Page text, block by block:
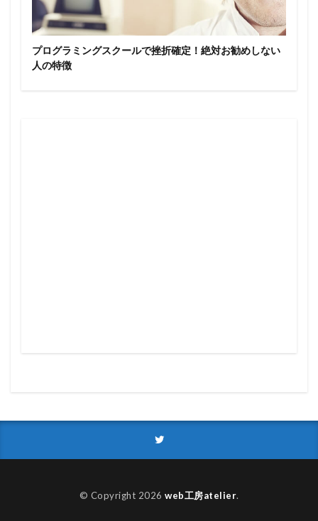
プログラミングスクールで挫折確定！絶対お勧めしない
人の特徴
© Copyright 2026 web工房atelier.